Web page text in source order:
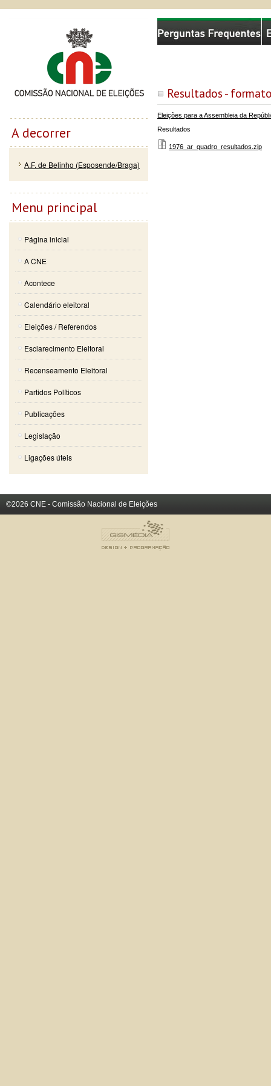
Resultados -
Eleições para a Assembleia da
Resultados
1976_ar_quadro_resultados.zip
Comissão Nacional de Eleições
A decorrer
A.F. de Belinho (Esposende/Braga)
Menu principal
Página inicial
A CNE
Acontece
Calendário eleitoral
Eleições / Referendos
Esclarecimento Eleitoral
Recenseamento Eleitoral
Partidos Políticos
Publicações
Legislação
Ligações úteis
©2026 CNE - Comissão Nacional de Eleições